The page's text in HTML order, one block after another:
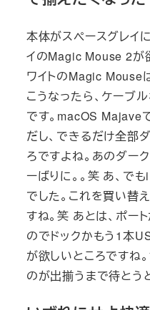
本体がスペースグレイ
イのMagic Mouse 2が
ワイトのMagic Mouse
こうなったら、ケーブ
です。macOS Majave
だし、できるだけ全部
ろですよね。あのダー
ーばりに。。笑 あ、で
でした。これを買い替
すね。笑 あとは、ポー
のでドックかもう1本
が欲しいところですね
のが出揃うまで待とう